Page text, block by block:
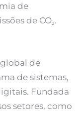
de
de CO₂.
de
de sistemas,
Fundada
setores, como